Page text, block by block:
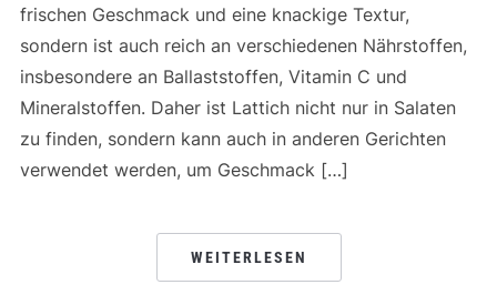
frischen Geschmack und eine knackige Textur,
sondern ist auch reich an verschiedenen Nährstoffen,
insbesondere an Ballaststoffen, Vitamin C und
Mineralstoffen. Daher ist Lattich nicht nur in Salaten
zu finden, sondern kann auch in anderen Gerichten
verwendet werden, um Geschmack […]
WEITERLESEN